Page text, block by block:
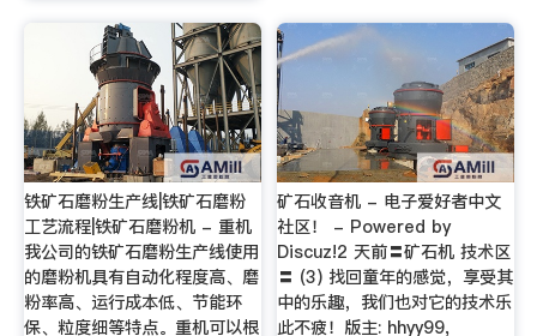
铁矿石磨粉生产线|铁矿石磨粉
工艺流程|铁矿石磨粉机 - 重机
我公司的铁矿石磨粉生产线使用
的磨粉机具有自动化程度高、磨
粉率高、运行成本低、节能环
保、粒度细等特点。重机可以根
矿石收音机 - 电子爱好者中文
社区！ - Powered by
Discuz!2 天前〓矿石机 技术区
〓 (3) 找回童年的感觉，享受其
中的乐趣，我们也对它的技术乐
此不疲！版主: hhyy99,